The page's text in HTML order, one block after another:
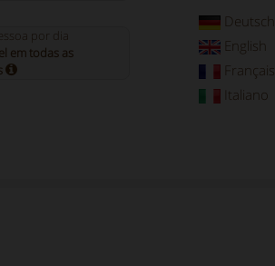
por dia
em todas as
Deutsch
English
Français
Italiano